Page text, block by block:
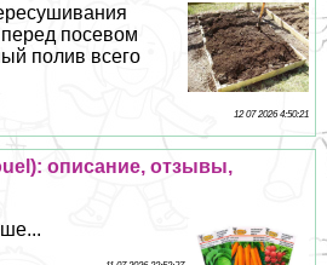
перед посевом
полив всего
12 07 2026 4:50:21
описание, отзывы,